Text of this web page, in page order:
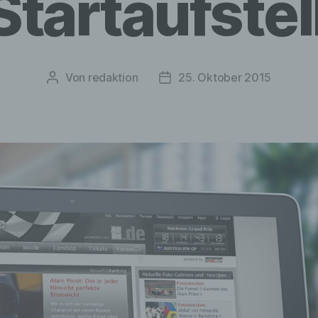
Beitragsautor
Von redaktion Veröffentlichungsdatum
25. Oktober 2015